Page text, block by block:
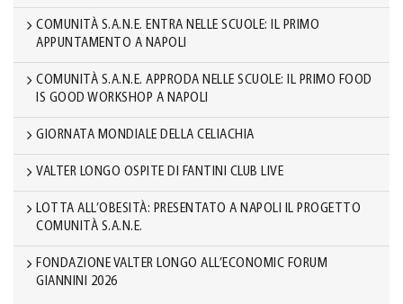
COMUNITÀ S.A.N.E. ENTRA NELLE SCUOLE: IL PRIMO
APPUNTAMENTO A NAPOLI
COMUNITÀ S.A.N.E. APPRODA NELLE SCUOLE: IL PRIMO FOOD
IS GOOD WORKSHOP A NAPOLI
GIORNATA MONDIALE DELLA CELIACHIA
VALTER LONGO OSPITE DI FANTINI CLUB LIVE
LOTTA ALL’OBESITÀ: PRESENTATO A NAPOLI IL PROGETTO
COMUNITÀ S.A.N.E.
FONDAZIONE VALTER LONGO ALL’ECONOMIC FORUM
GIANNINI 2026